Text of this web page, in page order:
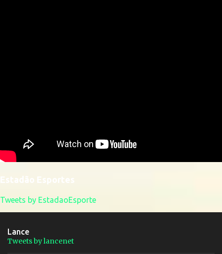
Estadão Esportes
Tweets by EstadaoEsporte
Lance
Tweets by lancenet